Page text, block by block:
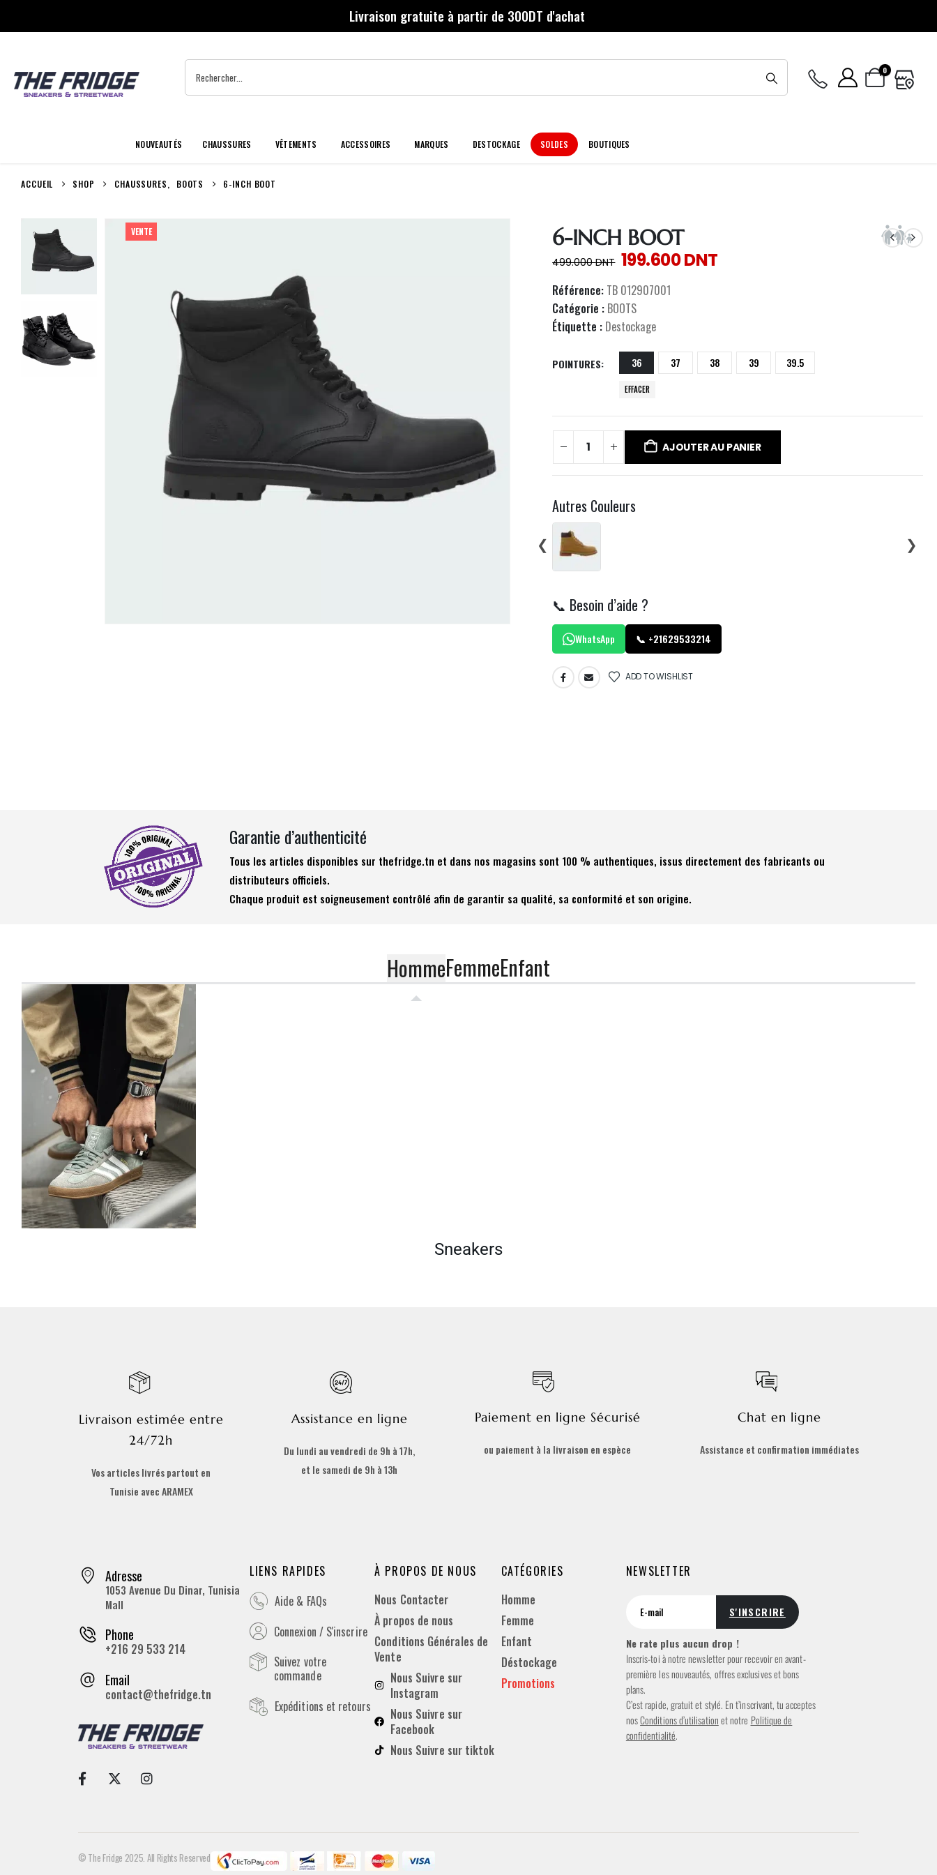
Livraison gratuite à partir de 300DT d'achat
0
NOUVEAUTÉS CHAUSSURES VÊTEMENTS ACCESSOIRES MARQUES DESTOCKAGE SOLDES BOUTIQUES
ACCUEIL SHOP CHAUSSURES, BOOTS 6-INCH BOOT
VENTE 6-INCH BOOT
499.000DNT 199.600DNT
Référence: TB 012907001
Catégorie : BOOTS
Étiquette : Destockage
POINTURES 36 37 38 39 39.5
EFFACER
AJOUTER AU PANIER
Autres Couleurs
❮
❯
📞 Besoin d’aide ?
WhatsApp 📞 +21629533214
ADD TO WISHLIST
Garantie d’authenticité
Tous les articles disponibles sur thefridge.tn et dans nos magasins sont 100 % authentiques, issus directement des fabricants ou
distributeurs officiels.
Chaque produit est soigneusement contrôlé afin de garantir sa qualité, sa conformité et son origine.
HommeFemmeEnfant
Sneakers
Livraison estimée entre
24/72h
Vos articles livrés partout en
Tunisie avec ARAMEX
Assistance en ligne
Du lundi au vendredi de 9h à 17h,
et le samedi de 9h à 13h
Paiement en ligne Sécurisé
ou paiement à la livraison en espèce
Chat en ligne
Assistance et confirmation immédiates
Adresse
1053 Avenue Du Dinar, Tunisia
Mall
Phone
+216 29 533 214
Email
contact@thefridge.tn
LIENS RAPIDES
Aide & FAQs
Connexion / S'inscrire
Suivez votre
commande
Expéditions et retours
À PROPOS DE NOUS
Nous Contacter
À propos de nous
Conditions Générales de
Vente
Nous Suivre sur
Instagram
Nous Suivre sur
Facebook
Nous Suivre sur tiktok
CATÉGORIES
Homme
Femme
Enfant
Déstockage
Promotions
NEWSLETTER
Ne rate plus aucun drop !
Inscris-toi à notre newsletter pour recevoir en avant-
première les nouveautés, offres exclusives et bons
plans.
C’est rapide, gratuit et stylé. En t’inscrivant, tu acceptes
nosConditions d’utilisationet notre Politique de
confidentialité.
© The Fridge 2025. All Rights Reserved